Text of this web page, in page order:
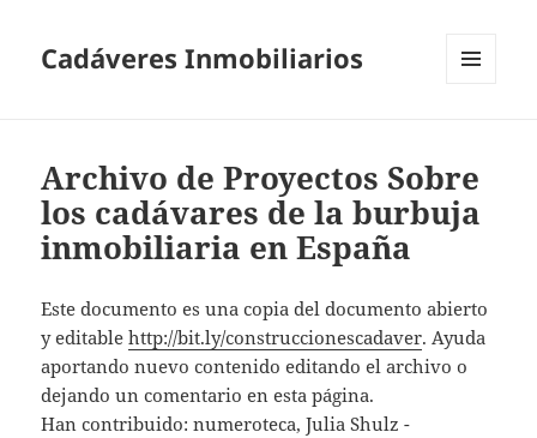
Cadáveres Inmobiliarios
Archivo de Proyectos Sobre
los cadávares de la burbuja
inmobiliaria en España
Este documento es una copia del documento abierto
y editablehttp://bit.ly/construccionescadaver. Ayuda
aportando nuevo contenido editando el archivo o
dejando un comentario en esta página.
Han contribuido: numeroteca, Julia Shulz -